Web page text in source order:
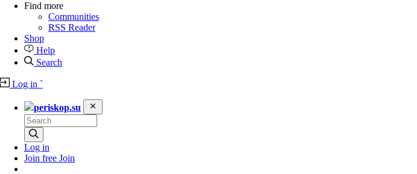
Find more
Communities
RSS Reader
Shop
Help
Search
Log in `
periskop.su
Log in
Join free Join